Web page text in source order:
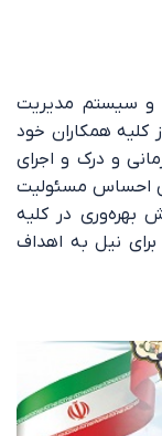
و سيستم مديريت
كليه همكاران خود
و درک و اجرای
احساس مسئولیت
بهره‌وری در كليه
نيل به اهداف